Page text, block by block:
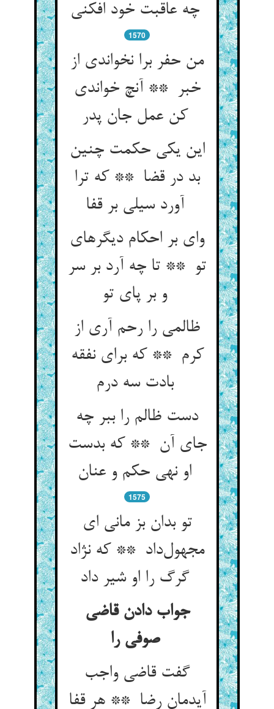
چه عاقبت خود افکنی
1570
من حفر برا نخواندی از
خبر ** آنچ خواندی
کن عمل جان پدر
این یکی حکمت چنین
بد در قضا ** که ترا
وای بر احکام دیگرهای
تو ** تا چه آرد بر سر
و بر پای تو
ظالمی را رحم آری از
کرم ** که برای نفقه
بادت سه درم
دست ظالم را ببر چه
جای آن ** که بدست
1575
تو بدان بز مانی ای
مجهول‌داد ** که نژاد
گرگ را او شیر داد
جواب دادن قاضی
صوفی را
گفت قاضی واجب
آیدمان رضا ** هر قفا